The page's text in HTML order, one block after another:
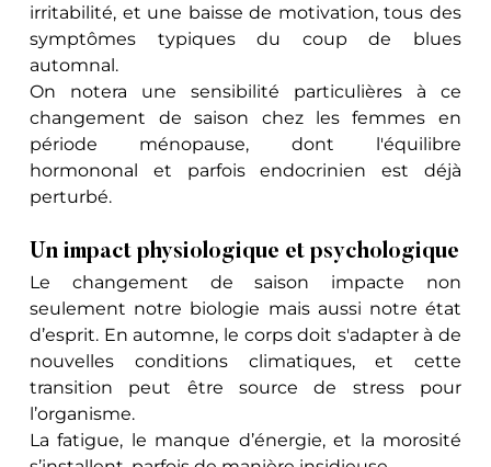
irritabilité, et une baisse de motivation, tous des
symptômes typiques du coup de blues
automnal.
On notera une sensibilité particulières à ce
changement de saison chez les femmes en
période ménopause, dont l'équilibre
hormononal et parfois endocrinien est déjà
perturbé.
Un impact physiologique et psychologique
Le changement de saison impacte non
seulement notre biologie mais aussi notre état
d’esprit. En automne, le corps doit s'adapter à de
nouvelles conditions climatiques, et cette
transition peut être source de stress pour
l’organisme.
La fatigue, le manque d’énergie, et la morosité